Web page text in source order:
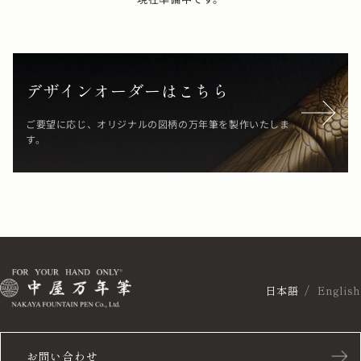
デザインオーダーはこちら
ご要望に応じ、オリジナルの図柄の万年筆を製作いたしま
す。
お問い合わせ
日本語 English